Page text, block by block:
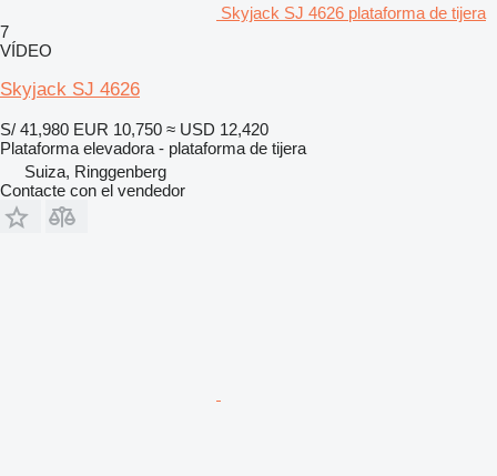
Skyjack SJ 4626 plataforma de tijera
7
VÍDEO
Skyjack SJ 4626
S/ 41,980 EUR 10,750 ≈ USD 12,420
Plataforma elevadora - plataforma de tijera
Suiza, Ringgenberg
Contacte con el vendedor